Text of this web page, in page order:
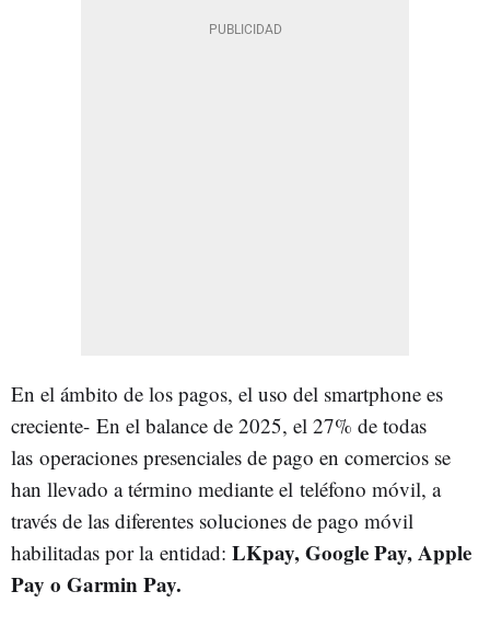
En el ámbito de los pagos, el uso del smartphone es
creciente- En el balance de 2025, el 27% de todas
las operaciones presenciales de pago en comercios se
han llevado a término mediante el teléfono móvil, a
través de las diferentes soluciones de pago móvil
habilitadas por la entidad: LKpay, Google Pay, Apple
Pay o Garmin Pay.